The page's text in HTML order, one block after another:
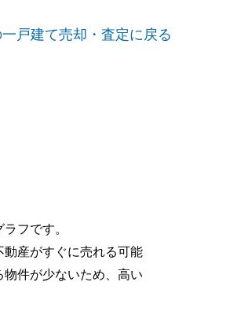
戸建て売却・査定に戻る
フです。
産がすぐに売れる可能
件が少ないため、高い